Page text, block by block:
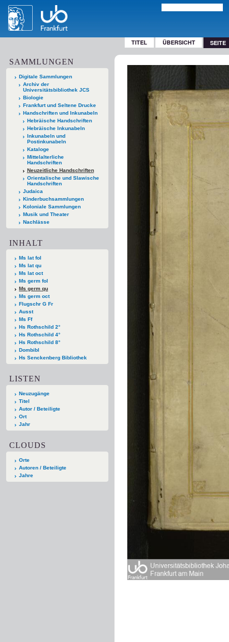
TITEL ÜBERSICHT SEITE
SAMMLUNGEN
Digitale Sammlungen
Archiv der
Universitätsbibliothek JCS
Biologie
Frankfurt und Seltene Drucke
Handschriften und Inkunabeln
Hebräische Handschriften
Hebräische Inkunabeln
Inkunabeln und
Postinkunabeln
Kataloge
Mittelalterliche
Handschriften
Neuzeitliche Handschriften
Orientalische und Slawische
Handschriften
Judaica
Kinderbuchsammlungen
Koloniale Sammlungen
Musik und Theater
Nachlässe
INHALT
Ms lat fol
Ms lat qu
Ms lat oct
Ms germ fol
Ms germ qu
Ms germ oct
Flugschr G Fr
Ausst
Ms Ff
Hs Rothschild 2°
Hs Rothschild 4°
Hs Rothschild 8°
Dombibl
Hs Senckenberg Bibliothek
LISTEN
Neuzugänge
Titel
Autor / Beteiligte
Ort
Jahr
CLOUDS
Orte
Autoren / Beteiligte
Jahre